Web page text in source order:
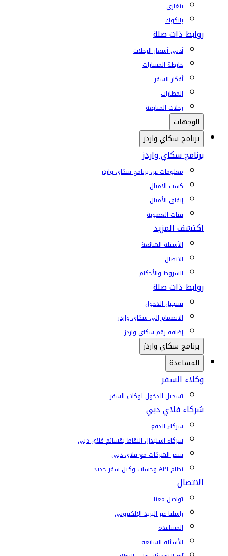
بنغازي
بانكوك
روابط ذات صلة
أدنى أسعار الرحلات
خارطة المسارات
أفكار السفر
المطارات
رحلات المتابعة
الوجهات
برنامج سكاي واردز
برنامج سكاي واردز
معلومات عن برنامج سكاي واردز
كسب الأميال
إنفاق الأميال
فئات العضوية
اكتشف المزيد
الأسئلة الشائعة
الاتصال
الشروط والأحكام
روابط ذات صلة
تسجيل الدخول
الانضمام إلى سكاي واردز
إضافة رقم سكاي واردز
برنامج سكاي واردز
المساعدة
وكلاء السفر
تسجيل الدخول لوكلاء السفر
شركاء فلاي دبي
شركاء الدفع
شركاء استبدال النقاط بقسائم فلاي دبي
سفر الشركات مع فلاي دبي
نظام API وحساب وكيل سفر جديد
الاتصال
تواصل معنا
راسلنا عبر البريد الإلكتروني
المساعدة
الأسئلة الشائعة